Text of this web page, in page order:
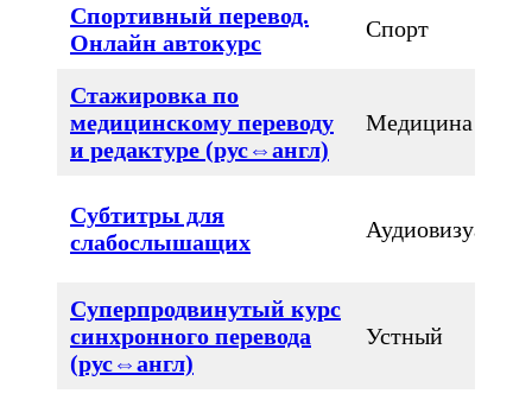
Спортивный перевод.
Онлайн автокурс
Спорт
Стажировка по
медицинскому переводу
и редактуре (рус⇔англ)
Медицина
Субтитры для
слабослышащих
Суперпродвинутый курс
синхронного перевода
(рус⇔англ)
Устный